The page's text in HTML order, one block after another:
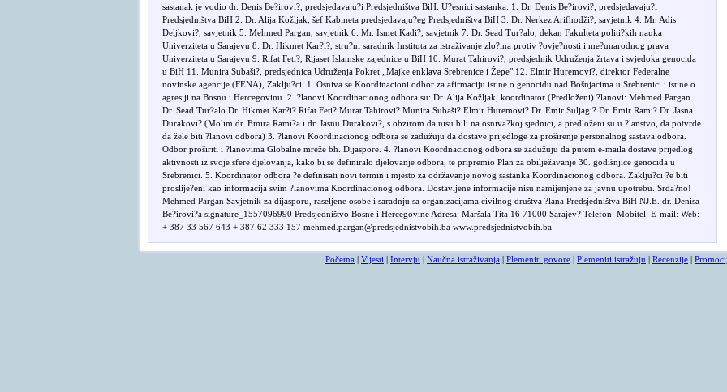
sastanak je vodio dr. Denis Be?irovi?, predsjedavaju?i Predsjedništva BiH. U?esnici sastanka: 1. Dr. Denis Be?irovi?, predsjedavaju?i
Predsjedništva BiH 2. Dr. Alija Kožljak, šef Kabineta predsjedavaju?eg Predsjedništva BiH 3. Dr. Nerkez Arifhodži?, savjetnik 4. Mr. Adis
Deljkovi?, savjetnik 5. Mehmed Pargan, savjetnik 6. Mr. Ismet Kadi?, savjetnik 7. Dr. Sead Tur?alo, dekan Fakulteta politi?kih nauka
Univerziteta u Sarajevu 8. Dr. Hikmet Kar?i?, stru?ni saradnik Instituta za istraživanje zlo?ina protiv ?ovje?nosti i me?unarodnog prava
Univerziteta u Sarajevu 9. Rifat Feti?, Rijaset Islamske zajednice u BiH 10. Murat Tahirovi?, predsjednik Udruženja žrtava i svjedoka genocida
u BiH 11. Munira Subaši?, predsjednica Udruženja Pokret „Majke enklava Srebrenice i Žepe" 12. Elmir Huremovi?, direktor Federalne
novinske agencije (FENA), Zaklju?ci: 1. Osniva se Koordinacioni odbor za afirmaciju istine o genocidu nad Bošnjacima u Srebrenici i istine o
agresiji na Bosnu i Hercegovinu. 2. ?lanovi Koordinacionog odbora su: Dr. Alija Kožljak, koordinator (Predloženi) ?lanovi: Mehmed Pargan
Dr. Sead Tur?alo Dr. Hikmet Kar?i? Rifat Feti? Murat Tahirovi? Munira Subaši? Elmir Huremovi? Dr. Emir Suljagi? Dr. Emir Rami? Dr. Jasna
Durakovi? (Molim dr. Emira Rami?a i dr. Jasnu Durakovi?, s obzirom da nisu bili na osniva?koj sjednici, a predloženi su u ?lanstvo, da potvrde
da žele biti ?lanovi odbora) 3. ?lanovi Koordinacionog odbora se zadužuju da dostave prijedloge za proširenje personalnog sastava odbora.
Odbor proširiti i ?lanovima Globalne mreže bh. Dijaspore. 4. ?lanovi Koordnacionog odbora se zadužuju da putem e-maila dostave prijedlog
aktivnosti iz svoje sfere djelovanja, kako bi se definiralo djelovanje odbora, te pripremio Plan za obilježavanje 30. godišnjice genocida u
Srebrenici. 5. Koordinator odbora ?e definisati novi termin i mjesto za održavanje novog sastanka Koordinacionog odbora. Zaklju?ci ?e biti
proslije?eni kao informacija svim ?lanovima Koordinacionog odbora. Dostavljene informacije nisu namijenjene za javnu upotrebu. Srda?no!
Mehmed Pargan Savjetnik za dijasporu, raseljene osobe i saradnju sa organizacijama civilnog društva ?lana Predsjedništva BiH NJ.E. dr. Denisa
Be?irovi?a signature_1557096990 Predsjedništvo Bosne i Hercegovine Adresa: Maršala Tita 16 71000 Sarajev? Telefon: Mobitel: E-mail: Web:
+ 387 33 567 643 + 387 62 333 157 mehmed.pargan@predsjednistvobih.ba www.predsjednistvobih.ba
Početna Vijesti Intervju Naučna istraživanja Plemeniti govore Plemeniti istražuju Recenzije